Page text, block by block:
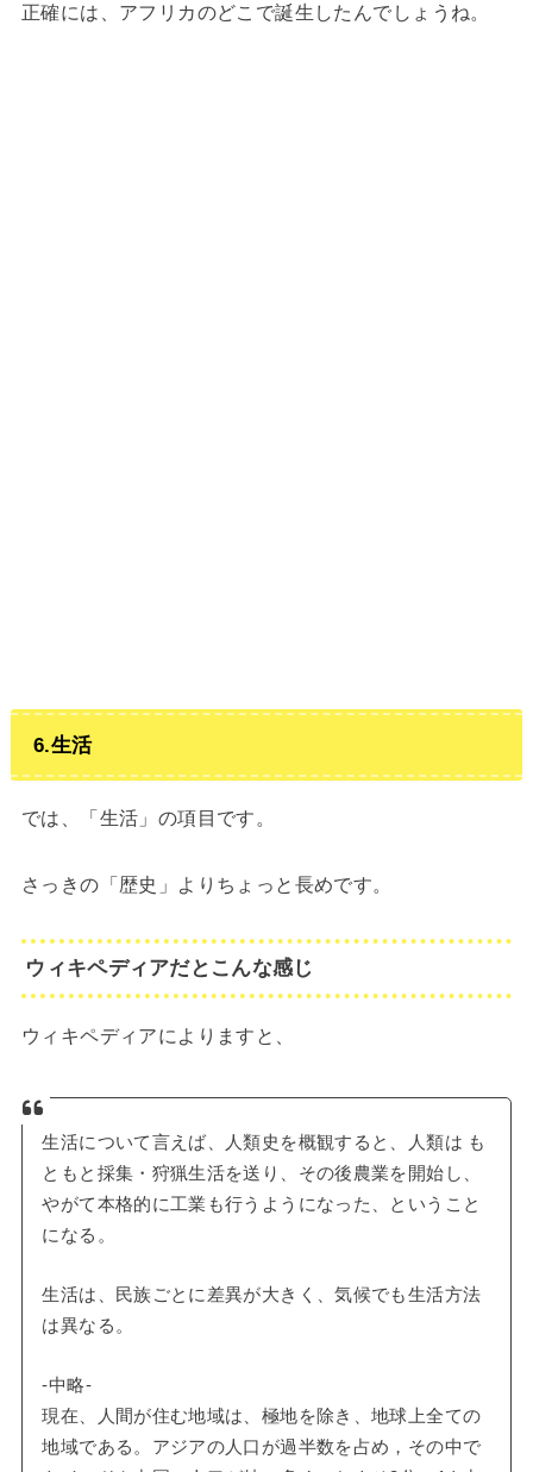
正確には、アフリカのどこで誕生したんでしょうね。
6.生活
では、「生活」の項目です。
さっきの「歴史」よりちょっと長めです。
ウィキペディアだとこんな感じ
ウィキペディアによりますと、
生活について言えば、人類史を概観すると、人類は も
ともと採集・狩猟生活を送り、その後農業を開始し、
やがて本格的に工業も行うようになった、ということ
になる。
生活は、民族ごとに差異が大きく、気候でも生活方法
は異なる。
-中略-
現在、人間が住む地域は、極地を除き、地球上全ての
地域である。アジアの人口が過半数を占め，その中で